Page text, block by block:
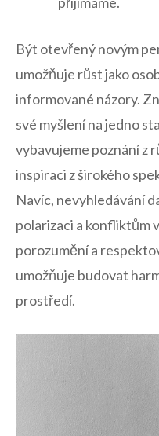
Být ⁢otevřený novým
umožňuje růst jako
informované názory.
své ‍myšlení na jedno
vybavujeme poznání ⁤z
inspiraci z širokého
Navíc, nevyhledávání
polarizaci a konfliktům
porozumění a
umožňuje budovat
prostředí.